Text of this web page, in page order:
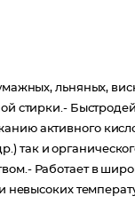
льняных,
стирки.-
активного
так и
Работает в
невысоких